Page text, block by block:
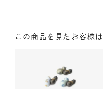
この商品を見たお客様